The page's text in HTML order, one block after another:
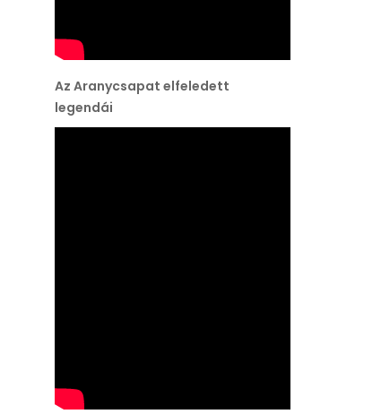
Az Aranycsapat elfeledett
legendái